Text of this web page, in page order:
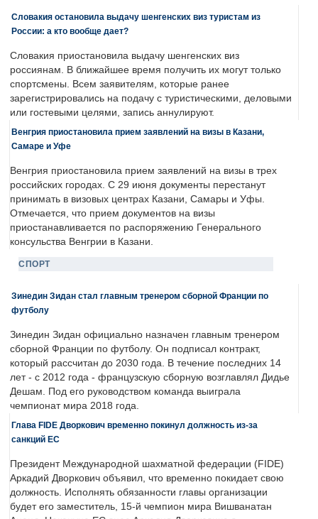
Словакия остановила выдачу шенгенских виз туристам из
России: а кто вообще дает?
Словакия приостановила выдачу шенгенских виз
россиянам. В ближайшее время получить их могут только
спортсмены. Всем заявителям, которые ранее
зарегистрировались на подачу с туристическими, деловыми
или гостевыми целями, запись аннулируют.
Венгрия приостановила прием заявлений на визы в Казани,
Самаре и Уфе
Венгрия приостановила прием заявлений на визы в трех
российских городах. С 29 июня документы перестанут
принимать в визовых центрах Казани, Самары и Уфы.
Отмечается, что прием документов на визы
приостанавливается по распоряжению Генерального
консульства Венгрии в Казани.
СПОРТ
Зинедин Зидан стал главным тренером сборной Франции по
футболу
Зинедин Зидан официально назначен главным тренером
сборной Франции по футболу. Он подписал контракт,
который рассчитан до 2030 года. В течение последних 14
лет - с 2012 года - французскую сборную возглавлял Дидье
Дешам. Под его руководством команда выиграла
чемпионат мира 2018 года.
Глава FIDE Дворкович временно покинул должность из-за
санкций ЕС
Президент Международной шахматной федерации (FIDE)
Аркадий Дворкович объявил, что временно покидает свою
должность. Исполнять обязанности главы организации
будет его заместитель, 15-й чемпион мира Вишванатан